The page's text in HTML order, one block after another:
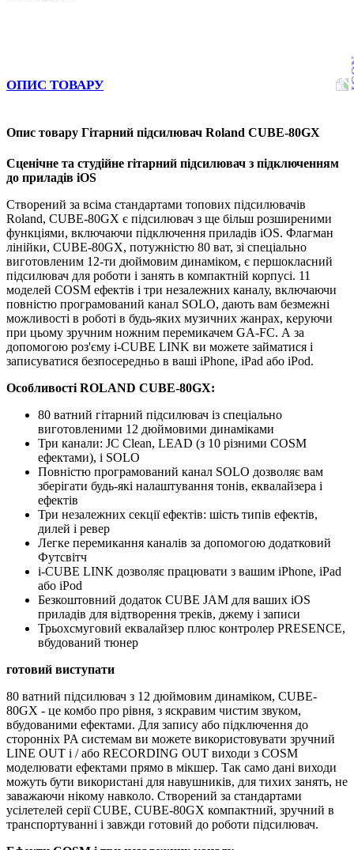
ОПИС ТОВАРУ
Опис товару Гітарний підсилювач Roland CUBE-80GX
Сценічне та студійне гітарний підсилювач з підключенням
до приладів iOS
Створений за всіма стандартами топових підсилювачів
Roland, CUBE-80GX є підсилювач з ще більш розширеними
функціями, включаючи підключення приладів iOS. Флагман
лінійки, CUBE-80GX, потужністю 80 ват, зі спеціально
виготовленим 12-ти дюймовим динаміком, є першокласний
підсилювач для роботи і занять в компактній корпусі. 11
моделей COSM ефектів і три незалежних каналу, включаючи
повністю програмований канал SOLO, дають вам безмежні
можливості в роботі в будь-яких музичних жанрах, керуючи
при цьому зручним ножним перемикачем GA-FC. А за
допомогою роз'єму i-CUBE LINK ви можете займатися і
записуватися безпосередньо в ваші iPhone, iPad або iPod.
Особливості ROLAND CUBE-80GX:
80 ватний гітарний підсилювач із спеціально
виготовленими 12 дюймовими динаміками
Три канали: JC Clean, LEAD (з 10 різними COSM
ефектами), і SOLO
Повністю програмований канал SOLO дозволяє вам
зберігати будь-які налаштування тонів, еквалайзера і
ефектів
Три незалежних секції ефектів: шість типів ефектів,
дилей і ревер
Легке перемикання каналів за допомогою додатковий
Футсвітч
i-CUBE LINK дозволяє працювати з вашим iPhone, iPad
або iPod
Безкоштовний додаток CUBE JAM для ваших iOS
приладів для відтворення треків, джему і записи
Трьохсмуговий еквалайзер плюс контролер PRESENCE,
вбудований тюнер
готовий виступати
80 ватний підсилювач з 12 дюймовим динаміком, CUBE-
80GX - це комбо про рівня, з яскравим чистим звуком,
вбудованими ефектами. Для запису або підключення до
сторонніх PA системам ви можете використовувати зручний
LINE OUT і / або RECORDING OUT виходи з COSM
моделювати ефектами прямо в мікшер. Так само дані виходи
можуть бути використані для навушників, для тихих занять, не
заважаючи нікому навколо. Створений за стандартами
усілетелей серії CUBE, CUBE-80GX компактний, зручний в
транспортуванні і завжди готовий до роботи підсилювач.